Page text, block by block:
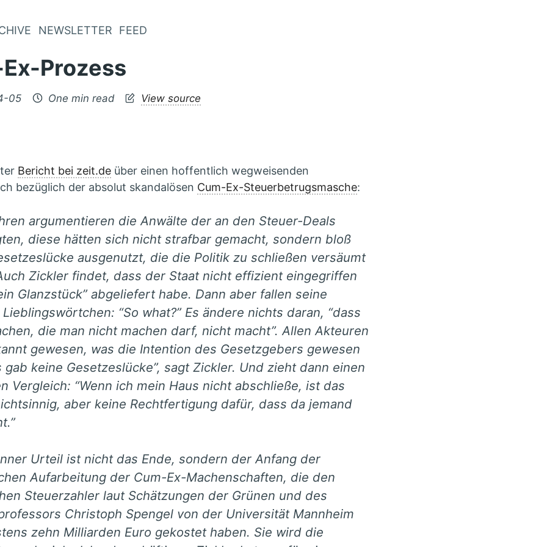
NEWSLETTER FEED
Prozess
05 One min read View source
Bericht bei zeit.de über einen hoffentlich wegweisenden
bezüglich der absolut skandalösen Cum-Ex-Steuerbetrugsmasche:
argumentieren die Anwälte der an den Steuer-Deals
diese hätten sich nicht strafbar gemacht, sondern bloß
ausgenutzt, die die Politik zu schließen versäumt
Zickler findet, dass der Staat nicht effizient eingegriffen
Glanzstück” abgeliefert habe. Dann aber fallen seine
“So what?” Es ändere nichts daran, “dass
die man nicht machen darf, nicht macht”. Allen Akteuren
gewesen, was die Intention des Gesetzgebers gewesen
gab keine Gesetzeslücke”, sagt Zickler. Und zieht dann einen
Vergleich: “Wenn ich mein Haus nicht abschließe, ist das
aber keine Rechtfertigung dafür, dass da jemand
Urteil ist nicht das Ende, sondern der Anfang der
Aufarbeitung der Cum-Ex-Machenschaften, die den
Steuerzahler laut Schätzungen der Grünen und des
Christoph Spengel von der Universität Mannheim
zehn Milliarden Euro gekostet haben. Sie wird die